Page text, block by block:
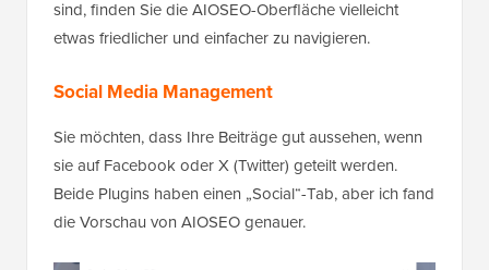
sind, finden Sie die AIOSEO-Oberfläche vielleicht
etwas friedlicher und einfacher zu navigieren.
Social Media Management
Sie möchten, dass Ihre Beiträge gut aussehen, wenn
sie auf Facebook oder X (Twitter) geteilt werden.
Beide Plugins haben einen „Social“-Tab, aber ich fand
die Vorschau von AIOSEO genauer.